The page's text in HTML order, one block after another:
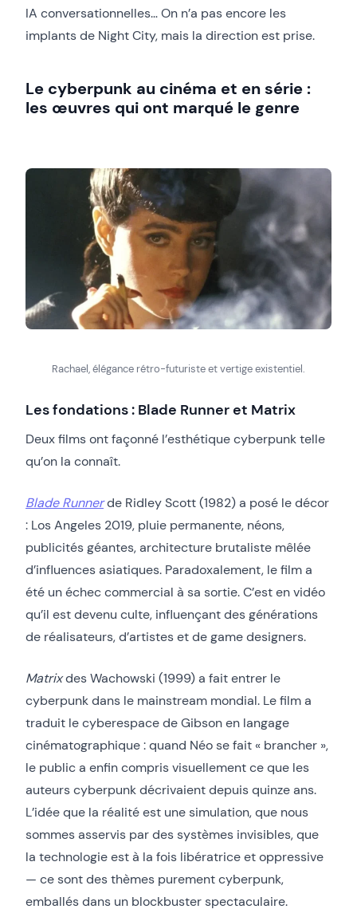
IA conversationnelles… On n’a pas encore les
implants de Night City, mais la direction est prise.
Le cyberpunk au cinéma et en série :
les œuvres qui ont marqué le genre
Rachael, élégance rétro-futuriste et vertige existentiel.
Les fondations : Blade Runner et Matrix
Deux films ont façonné l’esthétique cyberpunk telle
qu’on la connaît.
Blade Runnerde Ridley Scott (1982) a posé le décor
: Los Angeles 2019, pluie permanente, néons,
publicités géantes, architecture brutaliste mêlée
d’influences asiatiques. Paradoxalement, le film a
été un échec commercial à sa sortie. C’est en vidéo
qu’il est devenu culte, influençant des générations
de réalisateurs, d’artistes et de game designers.
Matrixdes Wachowski (1999) a fait entrer le
cyberpunk dans le mainstream mondial. Le film a
traduit le cyberespace de Gibson en langage
cinématographique : quand Néo se fait « brancher »,
le public a enfin compris visuellement ce que les
auteurs cyberpunk décrivaient depuis quinze ans.
L’idée que la réalité est une simulation, que nous
sommes asservis par des systèmes invisibles, que
la technologie est à la fois libératrice et oppressive
— ce sont des thèmes purement cyberpunk,
emballés dans un blockbuster spectaculaire.